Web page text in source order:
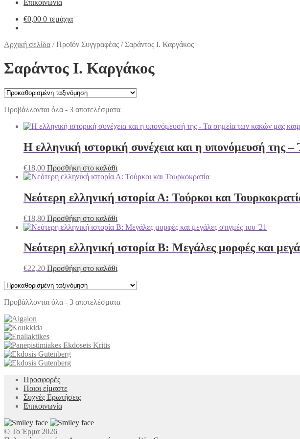
Επικοινωνία
€0,00 0 τεμάχια
Αρχική σελίδα /Προϊόν Συγγραφέας /Σαράντος Ι. Καργάκος
Σαράντος Ι. Καργάκος
Προβάλλονται όλα - 3 αποτελέσματα
Η ελληνική ιστορική συνέχεια και η υπονόμευσή της
€18,00 Προσθήκη στο καλάθι
Νεότερη ελληνική ιστορία Α: Τούρκοι και
€18,80 Προσθήκη στο καλάθι
Νεότερη ελληνική ιστορία Β: Μεγάλες μορφές και
€22,20 Προσθήκη στο καλάθι
Προβάλλονται όλα - 3 αποτελέσματα
Προσφορές
Ποιοι είμαστε
Συχνές Ερωτήσεις
Επικοινωνία
© Το Έρμα 2026